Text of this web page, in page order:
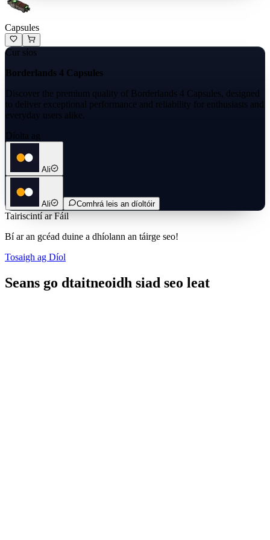
Capsules
Cur síos
Borderlands 4 Capsules
Discover the premium quality of Borderlands 4 Capsules, designed
to deliver exceptional performance and reliability for enthusiasts and
everyday users alike.
Díolta ag
Ali
Ali Comhrá leis an díoltóir
Tairiscintí ar Fáil
Bí ar an gcéad duine a dhíolann an táirge seo!
Tosaigh ag Díol
Seans go dtaitneoidh siad seo leat